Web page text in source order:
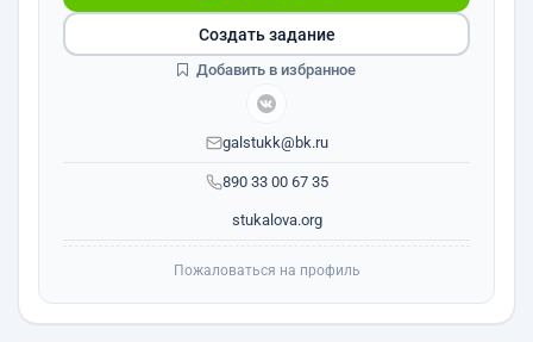
890 33 00 67 35
galstukk@bk.ru
stukalova.org
Создать задание
Добавить в избранное
Пожаловаться на профиль